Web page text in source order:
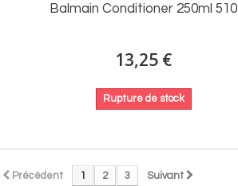
Balmain Conditioner 250ml 510
13,25 €
Rupture de stock
Précédent 1 2 3 Suivant